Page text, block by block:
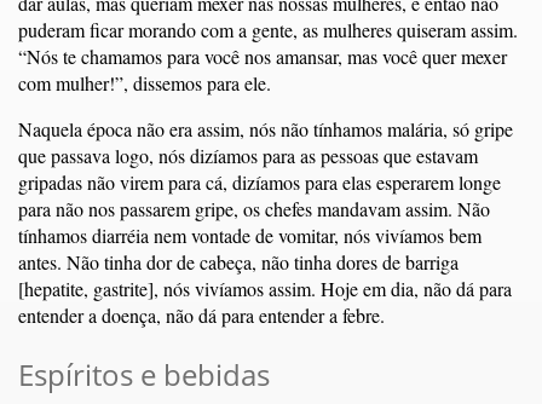
puderam ficar morando com a gente, as mulheres quiseram assim.
“Nós te chamamos para você nos amansar, mas você quer mexer
com mulher!”, dissemos para ele.
Naquela época não era assim, nós não tínhamos malária, só gripe
que passava logo, nós dizíamos para as pessoas que estavam
gripadas não virem para cá, dizíamos para elas esperarem longe
para não nos passarem gripe, os chefes mandavam assim. Não
tínhamos diarréia nem vontade de vomitar, nós vivíamos bem
antes. Não tinha dor de cabeça, não tinha dores de barriga
[hepatite, gastrite], nós vivíamos assim. Hoje em dia, não dá para
entender a doença, não dá para entender a febre.
Espíritos e bebidas